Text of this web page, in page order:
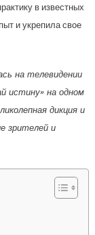
в известных
и укрепила свое
на телевидении
истину» на одном
дикция и
зрителей и